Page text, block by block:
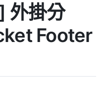
外掛分
Footer